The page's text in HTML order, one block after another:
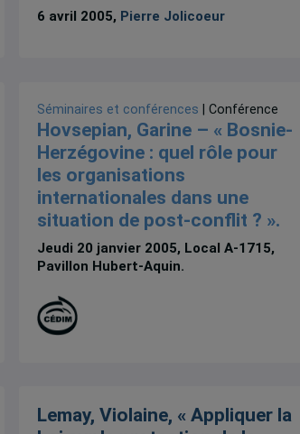
6 avril 2005, Pierre Jolicoeur
Séminaires et conférences | Conférence
Hovsepian, Garine – « Bosnie-
Herzégovine : quel rôle pour
les organisations
internationales dans une
situation de post-conflit ? ».
Jeudi 20 janvier 2005, Local A-1715,
Pavillon Hubert-Aquin.
Lemay, Violaine, « Appliquer la